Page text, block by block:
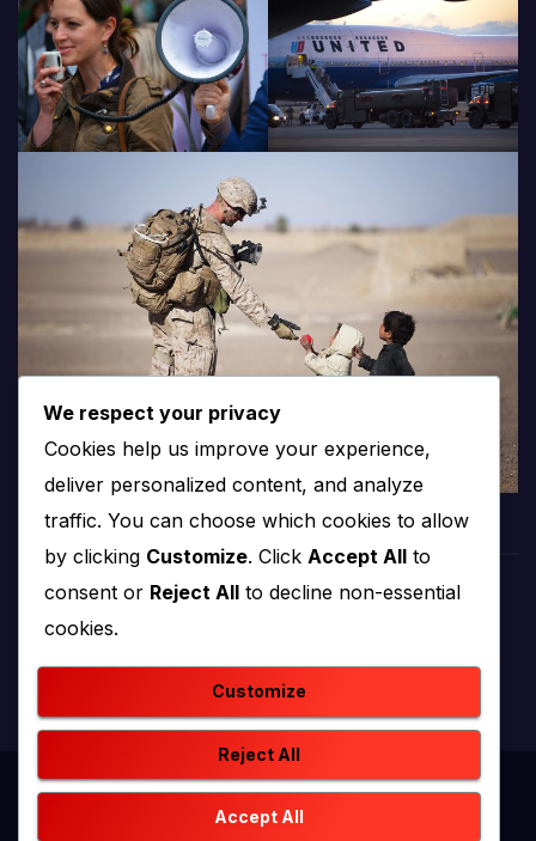
produkcija i emitiranje tv programa
Proudly powered by WordPress|Theme: newstack by
Themeansar
We respect your privacy
Cookies help us improve your experience,
deliver personalized content, and analyze
traffic. You can choose which cookies to allow
by clicking Customize. Click Accept All to
consent or Reject All to decline non-essential
cookies.
Customize
Reject All
Accept All